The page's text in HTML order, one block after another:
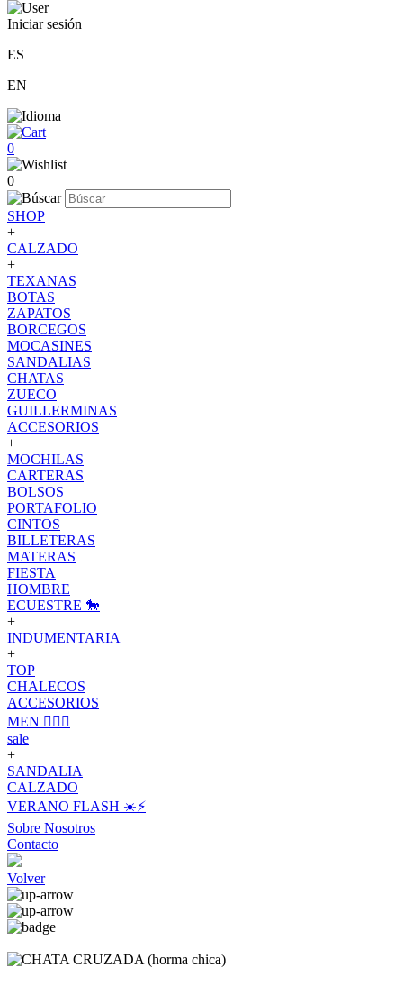
Iniciar sesión
ES
EN
0
0
SHOP
+
CALZADO
+
TEXANAS
BOTAS
ZAPATOS
BORCEGOS
MOCASINES
SANDALIAS
CHATAS
ZUECO
GUILLERMINAS
ACCESORIOS
+
MOCHILAS
CARTERAS
BOLSOS
PORTAFOLIO
CINTOS
BILLETERAS
MATERAS
FIESTA
HOMBRE
ECUESTRE 🐎
+
INDUMENTARIA
+
TOP
CHALECOS
ACCESORIOS
MEN 🙋🏽‍♂️
sale
+
SANDALIA
CALZADO
VERANO FLASH ☀️⚡️
Sobre Nosotros
Contacto
Volver